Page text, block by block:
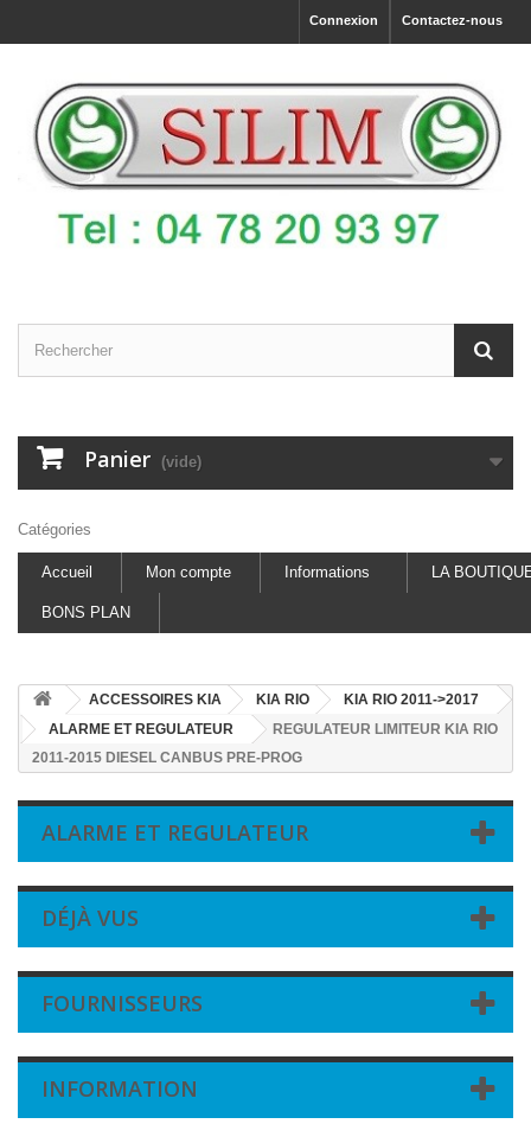
Contactez-nous
Connexion
Panier (vide)
Catégories
Accueil Mon compte Informations LA
BONS PLAN
ACCESSOIRES KIA KIA RIO
KIA RIO 2011->2017
ALARME ET REGULATEUR
REGULATEUR LIMITEUR KIA RIO
2011-2015 DIESEL CANBUS PRE-PROG
ALARME ET REGULATEUR
DÉJÀ VUS
FOURNISSEURS
INFORMATION